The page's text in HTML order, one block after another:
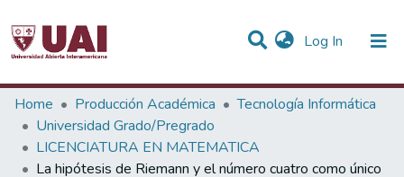
Log In (current)
Statistics
Communities & Collections
Home Producción Académica
Tecnología Informática
Universidad Grado/Pregrado
LICENCIATURA EN MATEMATICA
La hipótesis de Riemann y el número cuatro como único